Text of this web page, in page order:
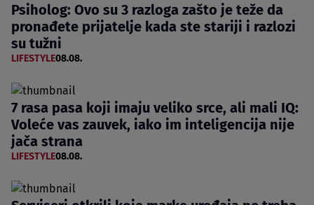
Psiholog: Ovo su 3 razloga zašto je teže da
pronađete prijatelje kada ste stariji i razlozi
su tužni
LIFESTYLE08.08.
7 rasa pasa koji imaju veliko srce, ali mali IQ:
Voleće vas zauvek, iako im inteligencija nije
jača strana
LIFESTYLE08.08.